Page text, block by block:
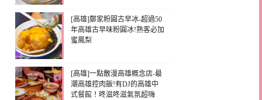
[高雄]鄭家粉圓古早冰-超過50
年高雄古早味粉圓冰!熟客必加
蜜鳳梨
[高雄]一點散漫高雄概念店-最
潮高雄控肉飯!有DJ的高雄中
式餐館！咚滋咚滋氣氛超嗨